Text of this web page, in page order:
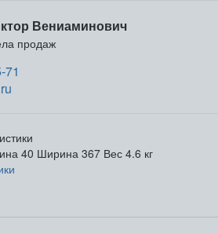
Вениаминович
продаж
71
40 Ширина 367 Вес 4.6 кг